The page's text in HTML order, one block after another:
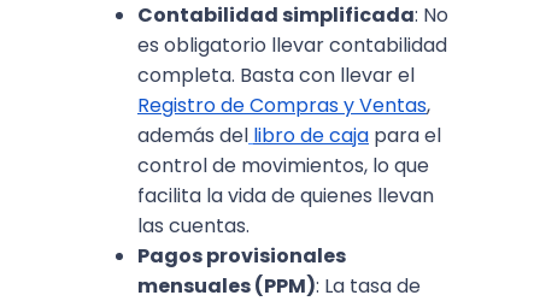
Contabilidad simplificada: No
es obligatorio llevar contabilidad
completa. Basta con llevar el
Registro de Compras y Ventas,
además del libro de caja para el
control de movimientos, lo que
facilita la vida de quienes llevan
las cuentas.​
Pagos provisionales
mensuales (PPM): La tasa de